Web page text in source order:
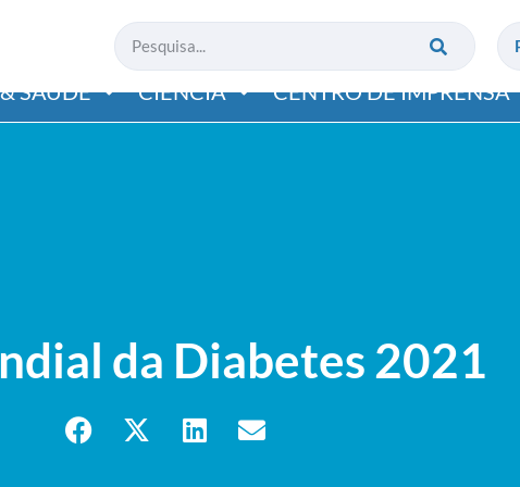
SAÚDE CIÊNCIA CENTRO DE IMPRENSA
da Diabetes 2021